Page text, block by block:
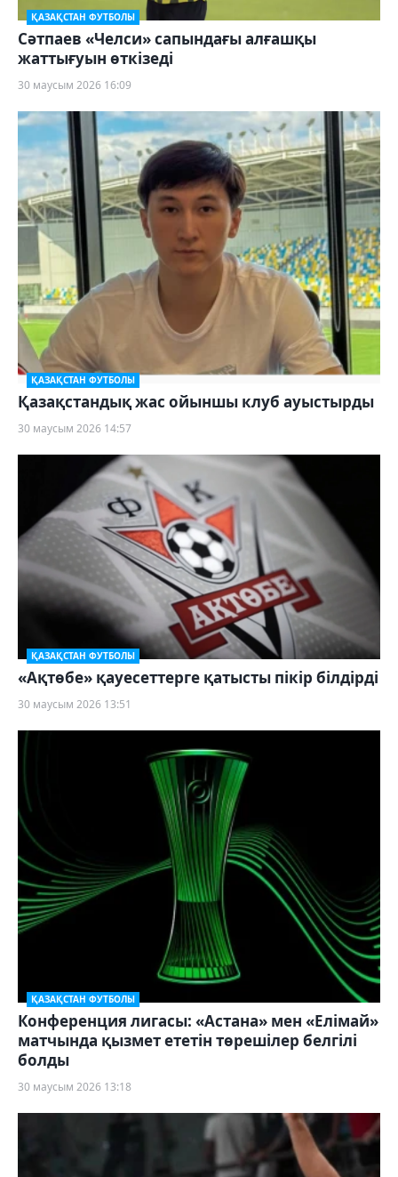
ҚАЗАҚСТАН ФУТБОЛЫ
Сәтпаев «Челси» сапындағы алғашқы
жаттығуын өткізеді
30 маусым 2026 16:09
ҚАЗАҚСТАН ФУТБОЛЫ
Қазақстандық жас ойыншы клуб ауыстырды
30 маусым 2026 14:57
ҚАЗАҚСТАН ФУТБОЛЫ
«Ақтөбе» қауесеттерге қатысты пікір білдірді
30 маусым 2026 13:51
ҚАЗАҚСТАН ФУТБОЛЫ
Конференция лигасы: «Астана» мен «Елімай»
матчында қызмет ететін төрешілер белгілі
болды
30 маусым 2026 13:18